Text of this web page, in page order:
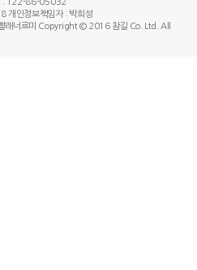
개인정보책임자 : 박희성
래너르미
Copyright © 2016 참길 Co. Ltd. All